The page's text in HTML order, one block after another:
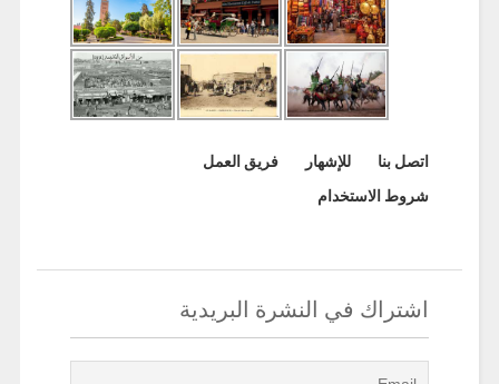
اتصل بنا للإشهار
فريق العمل
شروط الاستخدام
اشتراك في النشرة البريدية